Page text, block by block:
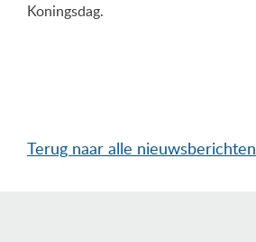
Koningsdag.
Terug naar alle nieuwsberichten